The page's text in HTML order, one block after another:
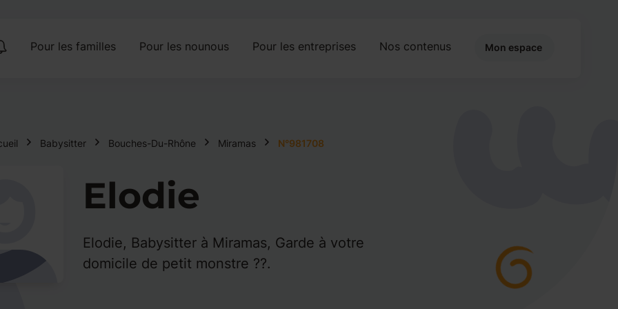
Pour les familles Pour les nounous Pour les entreprises Nos contenus Mon espace
Babysitter Bouches-Du-Rhône Miramas N°981708
Elodie
Elodie, Babysitter à Miramas, Garde à votre
domicile de petit monstre ??.